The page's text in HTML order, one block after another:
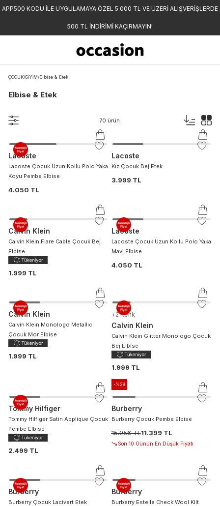
APP500 KODU İLE UYGULAMAYA ÖZEL 5.000 TL VE ÜZERİ ALIŞVERİŞLERDE
500 TL İNDİRİMİ KAÇIRMAYIN!
ÇOCUK/GİYİM/Elbise & Etek
Elbise & Etek
70 ürün
Lacoste
Lacoste Çocuk Uzun Kollu Polo Yaka
Koyu Pembe Elbise
4.050 TL
Lacoste
Kız Çocuk Bej Etek
3.999 TL
Calvin Klein
Calvin Klein Flare Cable Çocuk Bej
Elbise
1.999 TL
Lacoste
Lacoste Çocuk Uzun Kollu Polo Yaka
Mavi Elbise
4.050 TL
Calvin Klein
Calvin Klein Monologo Metallic
Çocuk Mor Elbise
1.999 TL
+2 Renk
Calvin Klein
Calvin Klein Glitter Monologo Çocuk
Bej Elbise
1.999 TL
Tommy Hilfiger
Tommy Hilfiger Satin Applique Çocuk
Pembe Elbise
2.499 TL
-%29
Burberry
Burberry Çocuk Pembe Elbise
15.956 TL11.399 TL
Son 10 Günün En Düşük Fiyatı
Burberry
Burberry Çocuk Lacivert Etek
Burberry
Burberry Estelle Check Wool Kilt